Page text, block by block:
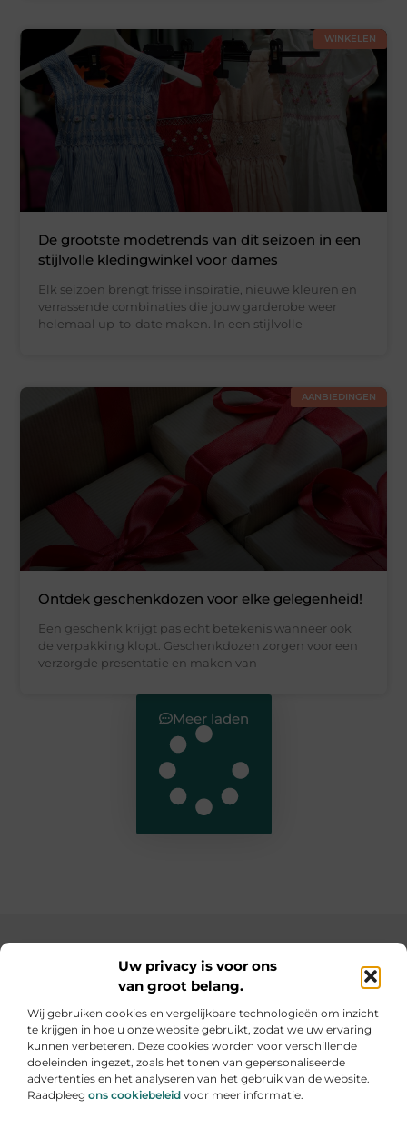
Uw privacy is voor ons
van groot belang.
Wij gebruiken cookies en vergelijkbare technologieën om inzicht
te krijgen in hoe u onze website gebruikt, zodat we uw ervaring
kunnen verbeteren. Deze cookies worden voor verschillende
doeleinden ingezet, zoals het tonen van gepersonaliseerde
advertenties en het analyseren van het gebruik van de website.
Raadpleeg ons cookiebeleid voor meer informatie.
WINKELEN
De grootste modetrends van dit seizoen in een
stijlvolle kledingwinkel voor dames
Elk seizoen brengt frisse inspiratie, nieuwe kleuren en
verrassende combinaties die jouw garderobe weer
helemaal up-to-date maken. In een stijlvolle
AANBIEDINGEN
Ontdek geschenkdozen voor elke gelegenheid!
Een geschenk krijgt pas echt betekenis wanneer ook
de verpakking klopt. Geschenkdozen zorgen voor een
verzorgde presentatie en maken van
Meer laden
Elke dag iets nieuws op informe-toit.be
Praktische tips, slimme ideeën en boeiende verhalen
voor jouw dagelijks leven.